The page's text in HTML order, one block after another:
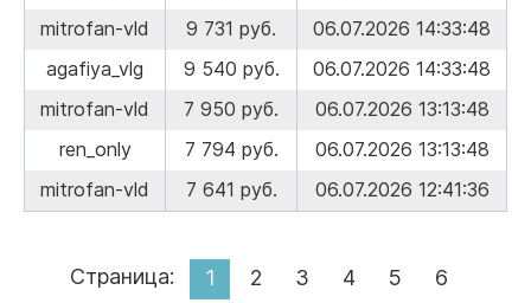
mitrofan-vld
9 731 руб.
06.07.2026 14:33:48
agafiya_vlg
9 540 руб.
06.07.2026 14:33:48
mitrofan-vld
7 950 руб.
06.07.2026 13:13:48
ren_only
7 794 руб.
06.07.2026 13:13:48
mitrofan-vld
7 641 руб. 06.07.2026 12:41:36
Страница: 1 2 3 4 5 6